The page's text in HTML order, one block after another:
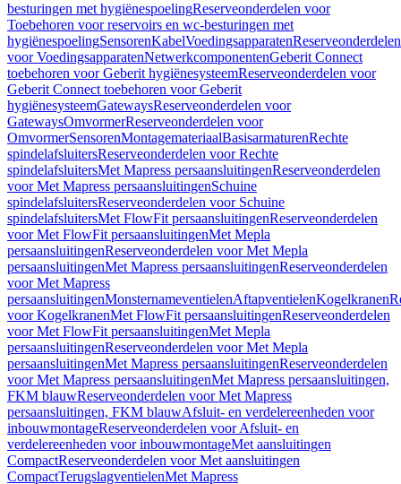
besturingen met hygiënespoelingReserveonderdelen voor
Toebehoren voor reservoirs en wc-besturingen met
hygiënespoelingSensorenKabelVoedingsapparatenReserveonderdelen
voor VoedingsapparatenNetwerkcomponentenGeberit Connect
toebehoren voor Geberit hygiënesysteemReserveonderdelen voor
Geberit Connect toebehoren voor Geberit
hygiënesysteemGatewaysReserveonderdelen voor
GatewaysOmvormerReserveonderdelen voor
OmvormerSensorenMontagemateriaalBasisarmaturenRechte
spindelafsluitersReserveonderdelen voor Rechte
spindelafsluitersMet Mapress persaansluitingenReserveonderdelen
voor Met Mapress persaansluitingenSchuine
spindelafsluitersReserveonderdelen voor Schuine
spindelafsluitersMet FlowFit persaansluitingenReserveonderdelen
voor Met FlowFit persaansluitingenMet Mepla
persaansluitingenReserveonderdelen voor Met Mepla
persaansluitingenMet Mapress persaansluitingenReserveonderdelen
voor Met Mapress
persaansluitingenMonsternameventielenAftapventielenKogelkranen
voor KogelkranenMet FlowFit persaansluitingenReserveonderdelen
voor Met FlowFit persaansluitingenMet Mepla
persaansluitingenReserveonderdelen voor Met Mepla
persaansluitingenMet Mapress persaansluitingenReserveonderdelen
voor Met Mapress persaansluitingenMet Mapress persaansluitingen,
FKM blauwReserveonderdelen voor Met Mapress
persaansluitingen, FKM blauwAfsluit- en verdelereenheden voor
inbouwmontageReserveonderdelen voor Afsluit- en
verdelereenheden voor inbouwmontageMet aansluitingen
CompactReserveonderdelen voor Met aansluitingen
CompactTerugslagventielenMet Mapress